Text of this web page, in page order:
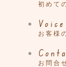
初めて
Voice
お客様
お問合